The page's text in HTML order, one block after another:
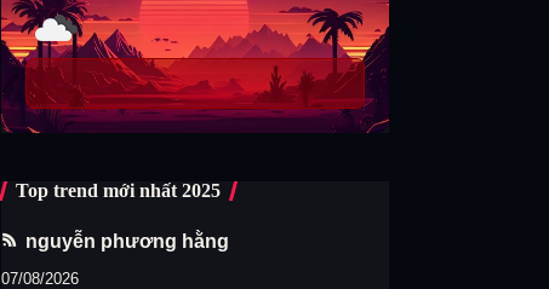
Top trend mới nhất 2025
nguyễn phương hằng
07/08/2026